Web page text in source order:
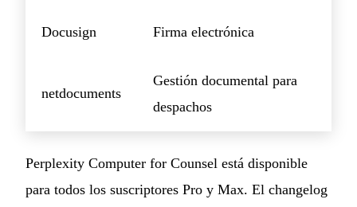
Docusign Firma electrónica
netdocuments
Gestión documental para
despachos
Perplexity Computer for Counsel está disponible
para todos los suscriptores Pro y Max. El changelog